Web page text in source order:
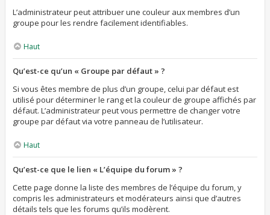
L’administrateur peut attribuer une couleur aux membres d’un
groupe pour les rendre facilement identifiables.
Haut
Qu’est-ce qu’un « Groupe par défaut » ?
Si vous êtes membre de plus d’un groupe, celui par défaut est
utilisé pour déterminer le rang et la couleur de groupe affichés par
défaut. L’administrateur peut vous permettre de changer votre
groupe par défaut via votre panneau de l’utilisateur.
Haut
Qu’est-ce que le lien « L’équipe du forum » ?
Cette page donne la liste des membres de l’équipe du forum, y
compris les administrateurs et modérateurs ainsi que d’autres
détails tels que les forums qu’ils modèrent.